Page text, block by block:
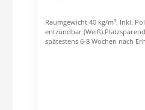
Raumgewicht 40 kg/m³. Inkl.
entzündbar
spätestens 6-8 Wochen nach